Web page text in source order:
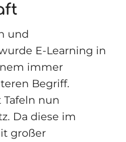
und
E-Learning in
immer
Begriff.
nun
Da diese im
großer